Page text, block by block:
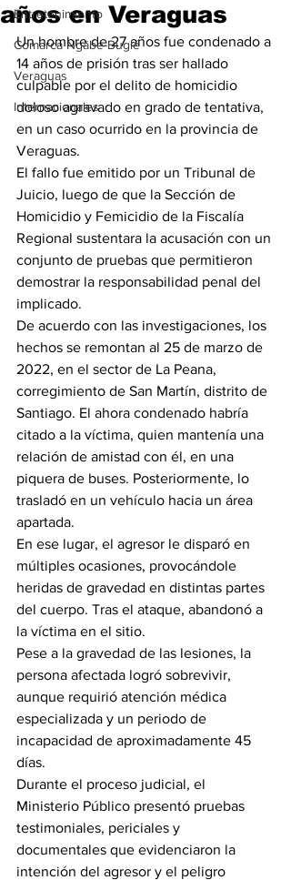
Entretenimiento
Comarca Ngäbe-Buglé
Veraguas
Internacionales
años en Veraguas
Un hombre de 27 años fue condenado a
14 años de prisión tras ser hallado
culpable por el delito de homicidio
doloso agravado en grado de tentativa,
en un caso ocurrido en la provincia de
Veraguas.
El fallo fue emitido por un Tribunal de
Juicio, luego de que la Sección de
Homicidio y Femicidio de la Fiscalía
Regional sustentara la acusación con un
conjunto de pruebas que permitieron
demostrar la responsabilidad penal del
implicado.
De acuerdo con las investigaciones, los
hechos se remontan al 25 de marzo de
2022, en el sector de La Peana,
corregimiento de San Martín, distrito de
Santiago. El ahora condenado habría
citado a la víctima, quien mantenía una
relación de amistad con él, en una
piquera de buses. Posteriormente, lo
trasladó en un vehículo hacia un área
apartada.
En ese lugar, el agresor le disparó en
múltiples ocasiones, provocándole
heridas de gravedad en distintas partes
del cuerpo. Tras el ataque, abandonó a
la víctima en el sitio.
Pese a la gravedad de las lesiones, la
persona afectada logró sobrevivir,
aunque requirió atención médica
especializada y un periodo de
incapacidad de aproximadamente 45
días.
Durante el proceso judicial, el
Ministerio Público presentó pruebas
testimoniales, periciales y
documentales que evidenciaron la
intención del agresor y el peligro